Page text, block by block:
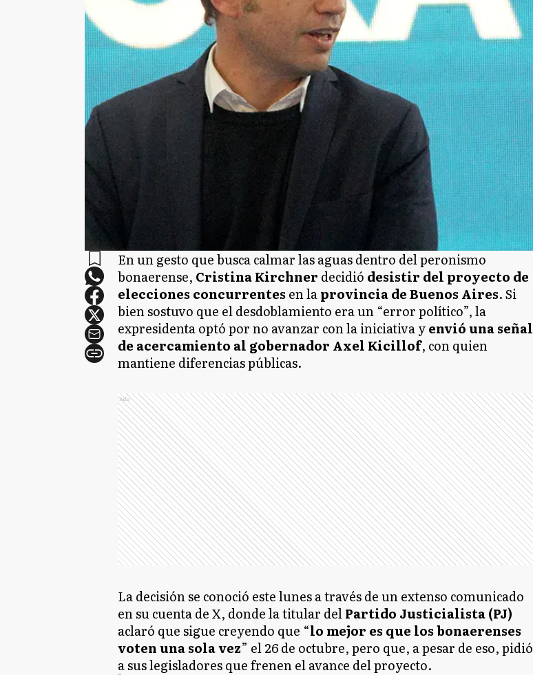
En un gesto que busca calmar las aguas dentro del peronismo
bonaerense, Cristina Kirchner decidió desistir del proyecto de
elecciones concurrentesen laprovincia de Buenos Aires. Si
bien sostuvo que el desdoblamiento era un “error político”, la
expresidenta optó por no avanzar con la iniciativa yenvió una señal
de acercamiento al gobernador Axel Kicillof, con quien
mantiene diferencias públicas.
Ads
La decisión se conoció este lunes a través de un extenso comunicado
en su cuenta de X, donde la titular delPartido Justicialista (PJ)
aclaró que sigue creyendo que “lo mejor es que los bonaerenses
voten una sola vez” el 26 de octubre, pero que, a pesar de eso, pidió
a sus legisladores que frenen el avance del proyecto.